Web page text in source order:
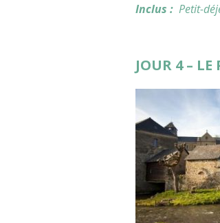
Inclus : Petit-
JOUR 4 –